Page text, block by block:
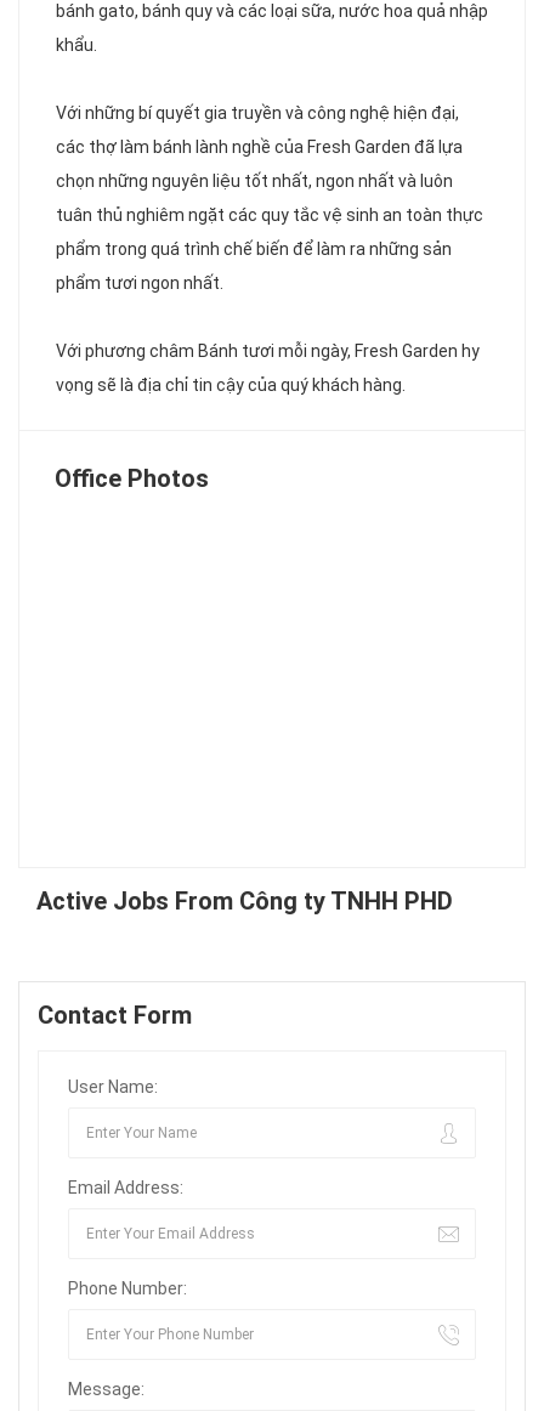
bánh gato, bánh quy và các loại sữa, nước hoa quả nhập
khẩu.
Với những bí quyết gia truyền và công nghệ hiện đại,
các thợ làm bánh lành nghề của Fresh Garden đã lựa
chọn những nguyên liệu tốt nhất, ngon nhất và luôn
tuân thủ nghiêm ngặt các quy tắc vệ sinh an toàn thực
phẩm trong quá trình chế biến để làm ra những sản
phẩm tươi ngon nhất.
Với phương châm Bánh tươi mỗi ngày, Fresh Garden hy
vọng sẽ là địa chỉ tin cậy của quý khách hàng.
Office Photos
Active Jobs From Công ty TNHH PHD
Contact Form
User Name:
Email Address:
Phone Number:
Message: